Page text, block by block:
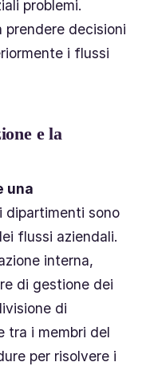
problemi.
prendere decisioni
i flussi
e la
una
dipartimenti sono
flussi aziendali.
interna,
di gestione dei
di
tra i membri del
per risolvere i